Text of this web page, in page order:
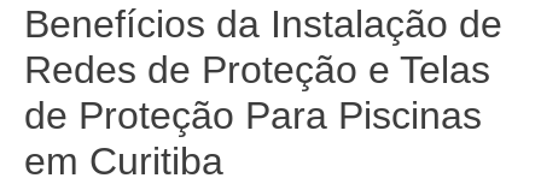
Benefícios da Instalação de
Redes de Proteção e Telas
de Proteção Para Piscinas
em Curitiba